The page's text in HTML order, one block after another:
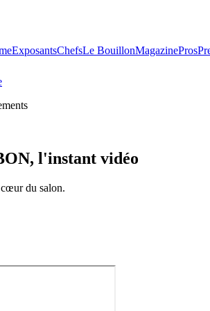
ExposantsChefsLe BouillonMagazinePros
l'instant vidéo
du salon.